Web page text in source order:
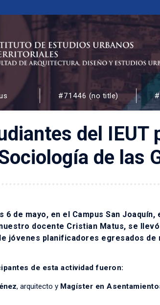
ESTUDIOS URBANOS
DISEÑO Y ESTUDIOS URBANOS
#71446 (no title)
del IEUT
de las
6 de mayo, en el Campus San
docente Cristian Matus, se
jóvenes planificadores egresados
de esta actividad fueron:
, arquitecto y Magíster en